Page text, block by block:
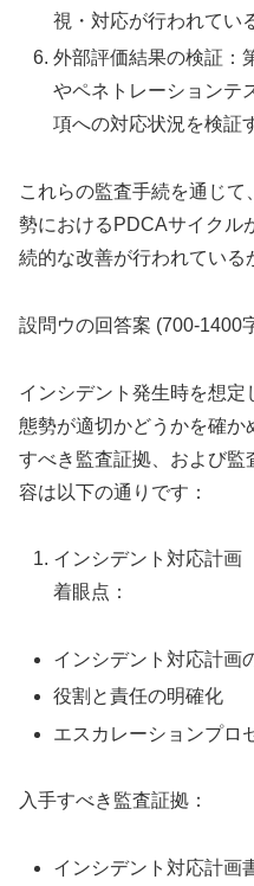
視・対応が行われてい
外部評価結果の検証：
やペネトレーションテ
項への対応状況を検証
これらの監査手続を通じ
勢におけるPDCAサイクル
続的な改善が行われている
設問ウの回答案 (700-1400
インシデント発生時を想
態勢が適切かどうかを確
すべき監査証拠、および監
容は以下の通りです：
インシデント対応計画
着眼点：
インシデント対応計画
役割と責任の明確化
エスカレーションプロ
入手すべき監査証拠：
インシデント対応計画